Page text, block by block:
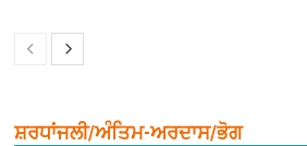
ਸ਼ਰਧਾਂਜਲੀ/ਅੰਤਿਮ-ਅਰਦਾਸ/ਭੋਗ